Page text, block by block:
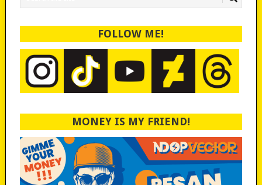
FOLLOW ME!
MONEY IS MY FRIEND!